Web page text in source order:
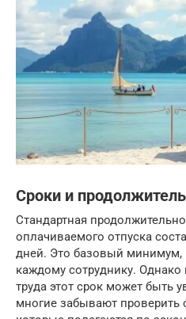
Сроки и
Стандартная
оплачиваемого отпуска
дней. Это базовый минимум,
каждому сотруднику.
труда этот срок может быть
многие забывают